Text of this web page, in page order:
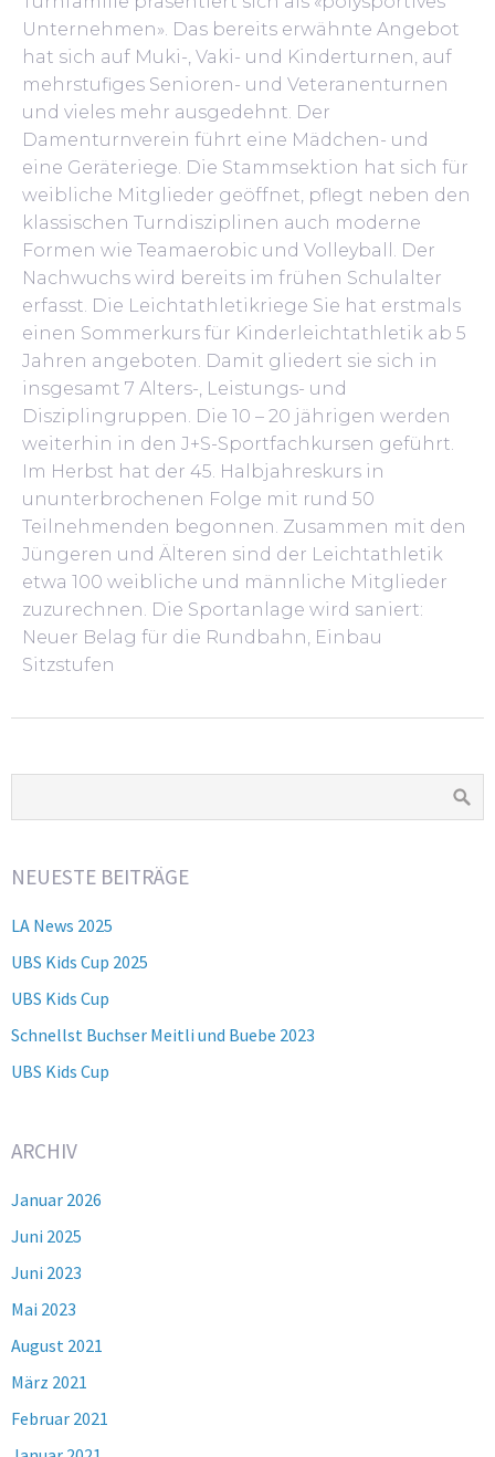
Unternehmen». Das bereits erwähnte Angebot
hat sich auf Muki-, Vaki- und Kinderturnen, auf
mehrstufiges Senioren- und Veteranenturnen
und vieles mehr ausgedehnt. Der
Damenturnverein führt eine Mädchen- und
eine Geräteriege. Die Stammsektion hat sich für
weibliche Mitglieder geöffnet, pflegt neben den
klassischen Turndisziplinen auch moderne
Formen wie Teamaerobic und Volleyball. Der
Nachwuchs wird bereits im frühen Schulalter
erfasst. Die Leichtathletikriege Sie hat erstmals
einen Sommerkurs für Kinderleichtathletik ab 5
Jahren angeboten. Damit gliedert sie sich in
insgesamt 7 Alters-, Leistungs- und
Disziplingruppen. Die 10 – 20 jährigen werden
weiterhin in den J+S-Sportfachkursen geführt.
Im Herbst hat der 45. Halbjahreskurs in
ununterbrochenen Folge mit rund 50
Teilnehmenden begonnen. Zusammen mit den
Jüngeren und Älteren sind der Leichtathletik
etwa 100 weibliche und männliche Mitglieder
zuzurechnen. Die Sportanlage wird saniert:
Neuer Belag für die Rundbahn, Einbau
Sitzstufen
NEUESTE BEITRÄGE
LA News 2025
UBS Kids Cup 2025
UBS Kids Cup
Schnellst Buchser Meitli und Buebe 2023
UBS Kids Cup
ARCHIV
Januar 2026
Juni 2025
Juni 2023
Mai 2023
August 2021
März 2021
Februar 2021